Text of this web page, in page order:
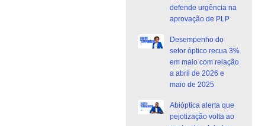
defende urgência na
aprovação de PLP
Desempenho do
setor óptico recua 3%
em maio com relação
a abril de 2026 e
maio de 2025
Abióptica alerta que
pejotização volta ao